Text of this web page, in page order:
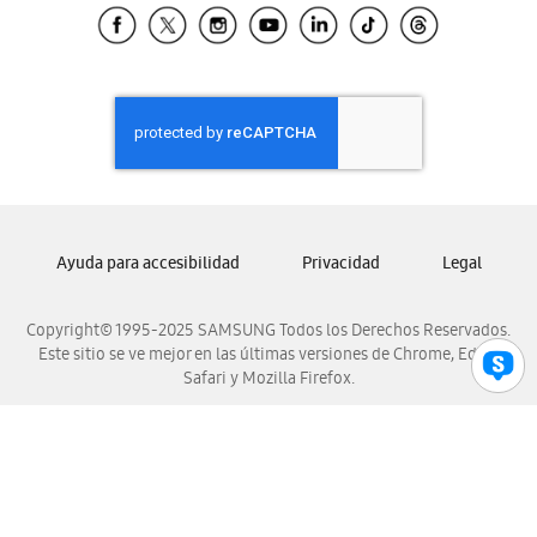
Samsung El Salvador
Samsung Honduras
Samsung Nicaragua
Samsung Panamá
Samsung Venezuela
Copyright© 1995-2025 SAMSUNG Todos los Derechos Reservados.
Este sitio se ve mejor en las últimas versiones de Chrome, Edge,
Safari y Mozilla Firefox.
Ayuda para accesibilidad Privacidad Legal